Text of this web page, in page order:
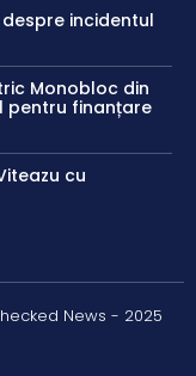
incidentul
Monobloc din
pentru finanțare
cu
News - 2025